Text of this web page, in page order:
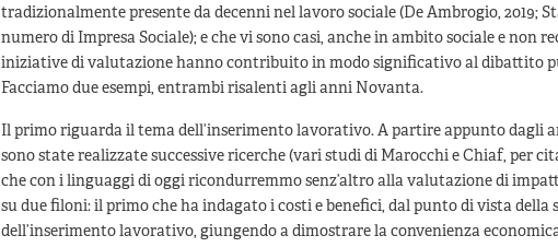
tradizionalmente presente da decenni nel lavoro sociale (De Ambrogio, 2019;
numero di Impresa Sociale); e che vi sono casi, anche in ambito sociale e non
iniziative di valutazione hanno contribuito in modo significativo al dibattito
Facciamo due esempi, entrambi risalenti agli anni Novanta.
Il primo riguarda il tema dell’inserimento lavorativo. A partire appunto dagli
sono state realizzate successive ricerche (vari studi di Marocchi e Chiaf, per
che con i linguaggi di oggi ricondurremmo senz’altro alla valutazione di
su due filoni: il primo che ha indagato i costi e benefici, dal punto di vista della
dell’inserimento lavorativo, giungendo a dimostrare la convenienza